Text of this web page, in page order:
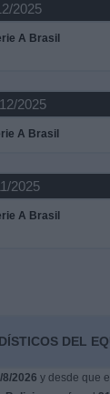
2025
A Brasil
2025
A Brasil
2025
A Brasil
DEL
8/2026 y desde que